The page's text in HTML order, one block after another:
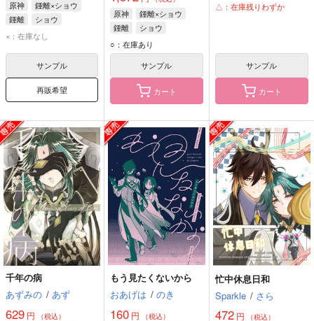
原神
鍾離×ショウ
鍾離
ショウ
×：在庫なし
サンプル
再販希望
原神
鍾離×ショウ
鍾離
ショウ
○：在庫あり
サンプル
カート
△：在庫残りわずか
サンプル
カート
千年の病
あずみの / あず
629 円 （税込）
もう見たくないから
おあげは / のき
160 円 （税込）
忙中休息日和
Sparkle / さら
472円 （税込）